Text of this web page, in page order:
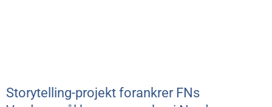
Storytelling-projekt forankrer FNs